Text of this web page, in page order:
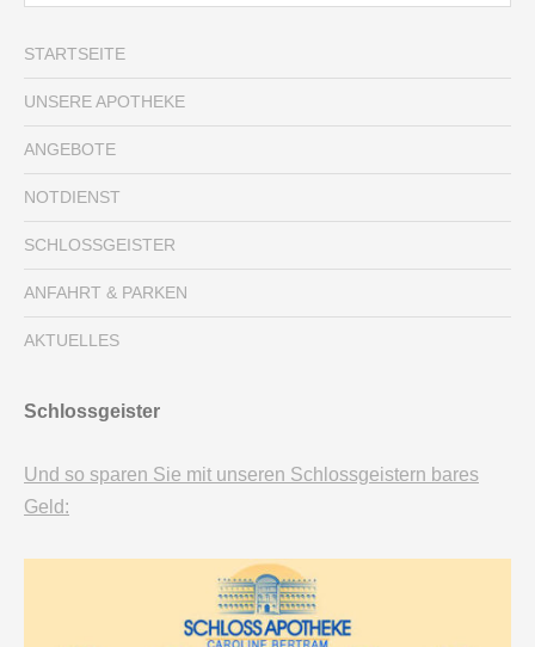
STARTSEITE
UNSERE APOTHEKE
ANGEBOTE
NOTDIENST
SCHLOSSGEISTER
ANFAHRT & PARKEN
AKTUELLES
Schlossgeister
Und so sparen Sie mit unseren Schlossgeistern bares
Geld: